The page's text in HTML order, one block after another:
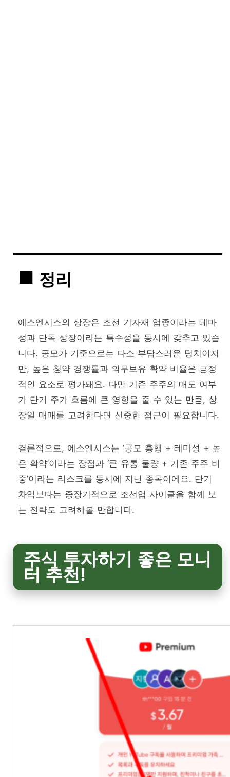
정리
에스엔시스의 상장은 조선 기자재 업종이라는 테마
성과 단독 상장이라는 특수성을 동시에 갖추고 있습
니다. 공모가 기준으로는 다소 부담스러운 덩치이지
만, 높은 청약 경쟁률과 의무보유 확약 비율은 긍정
적인 요소로 평가돼요. 다만 기존 주주의 매도 여부
가 단기 주가 흐름에 큰 영향을 줄 수 있는 만큼, 상
장일 매매를 고려한다면 신중한 접근이 필요합니다.
결론적으로, 에스엔시스는 ‘공모 흥행 + 테마성 + 높
은 확약’이라는 장점과 ‘큰 유통 물량 + 기존 주주 비
중’이라는 리스크를 동시에 지닌 종목이에요. 단기
차익보다는 중장기적으로 조선업 사이클을 함께 보
는 전략도 고려해볼 만합니다.
주식 투자하기 좋은 모니
터 추천!